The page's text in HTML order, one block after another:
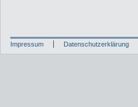
Impressum Datenschutzerklärung